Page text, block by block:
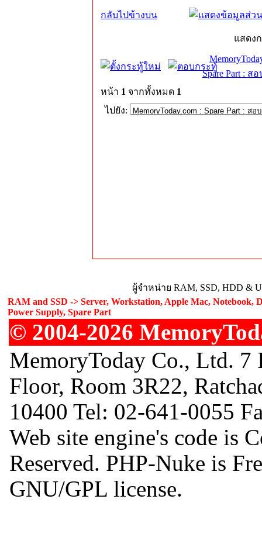
กลับไปข้างบน
แสดง
Spare Part : ส
หน้า 1 จากทั้งหมด 1
ไปยัง:
ผู้จำหน่าย RAM, SSD, HDD &
RAM and SSD -> Server, Workstation, Apple Mac, Notebook,
Power Supply, Spare Part
© 2004-2026
MemoryToday Co., Ltd.
Floor, Room 3R22,
10400 Tel: 02-641-0055
Web site engine's code is
Reserved. PHP-Nuke is
GNU/GPL license.